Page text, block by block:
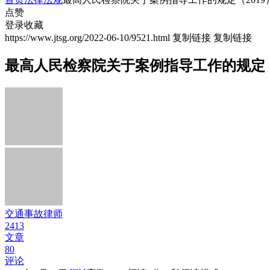
点赞
登录收藏
https://www.jtsg.org/2022-06-10/9521.html 复制链接 复制链接
最高人民检察院关于案例指导工作的规定
交通事故律师
2413
文章
80
评论